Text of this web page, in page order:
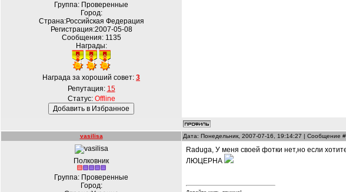
Группа: Проверенные
Город:
Страна:Российская Федерация
Регистрация:2007-05-08
Сообщения: 1135
Награды:
Награда за хороший совет: 3
Репутация: 15
Статус: Offline
vasilisa Дата: Понедельник, 2007-07-16, 19:14:27 | Сообщение #
Полковник
Группа: Проверенные
Город:
Raduga, У меня своей фотки нет,но если
ЛЮЦЕРНА